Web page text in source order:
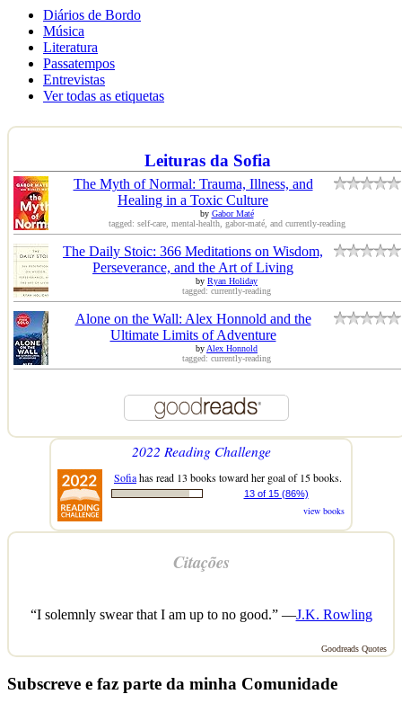
Diários de Bordo
Música
Literatura
Passatempos
Entrevistas
Ver todas as etiquetas
Leituras da Sofia
The Myth of Normal: Trauma, Illness, and
Healing in a Toxic Culture
by Gabor Maté
tagged: self-care, mental-health, gabor-maté, and currently-reading
The Daily Stoic: 366 Meditations on Wisdom,
Perseverance, and the Art of Living
by Ryan Holiday
tagged: currently-reading
Alone on the Wall: Alex Honnold and the
Ultimate Limits of Adventure
byAlex Honnold
tagged: currently-reading
2022 Reading Challenge
Sofiahas read 13 books toward her goal of 15 books.
13 of 15 (86%)
view books
Citações
“I solemnly swear that I am up to no good.” —J.K. Rowling
Goodreads Quotes
Subscreve e faz parte da minha Comunidade